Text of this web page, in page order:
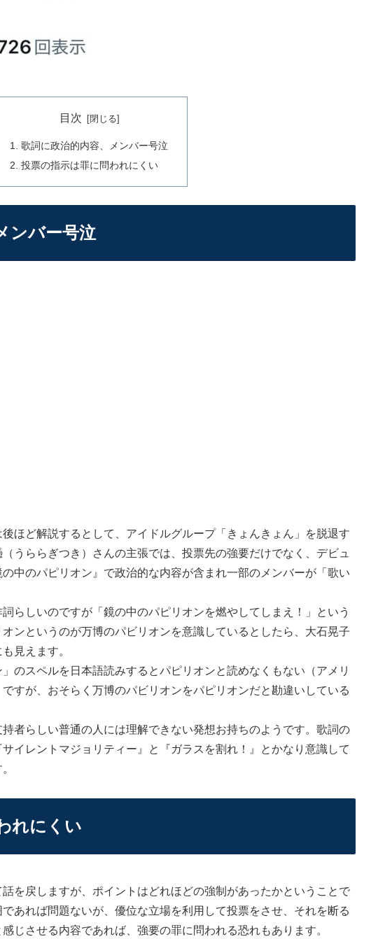
目次
歌詞に政治的内容、メンバー号泣
投票の指示は罪に問われにくい
ンバー号泣
ほど解説するとして、アイドルグループ「きょんきょん」を脱退す
うららぎつき）さんの主張では、投票先の強要だけでなく、デビュ
中のパピリオン』で政治的な内容が含まれ一部のメンバーが「歌い
らしいのですが「鏡の中のパピリオンを燃やしてしまえ！」という
ンというのが万博のパビリオンを意識しているとしたら、大石晃子
見えます。
のスペルを日本語読みするとパピリオンと読めなくもない（アメリ
すが、おそらく万博のパビリオンをパピリオンだと勘違いしている
者らしい普通の人には理解できない発想お持ちのようです。歌詞の
イレントマジョリティー』と『ガラスを割れ！』とかなり意識して
れにくい
を戻しますが、ポイントはどれほどの強制があったかということで
あれば問題ないが、優位な立場を利用して投票をさせ、それを断る
じさせる内容であれば、強要の罪に問われる恐れもあります。